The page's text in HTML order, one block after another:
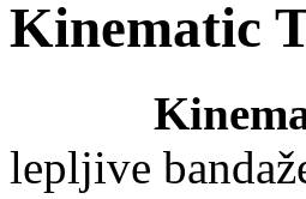
Kinematic
lepljive